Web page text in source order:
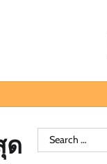
ด
Search
for: